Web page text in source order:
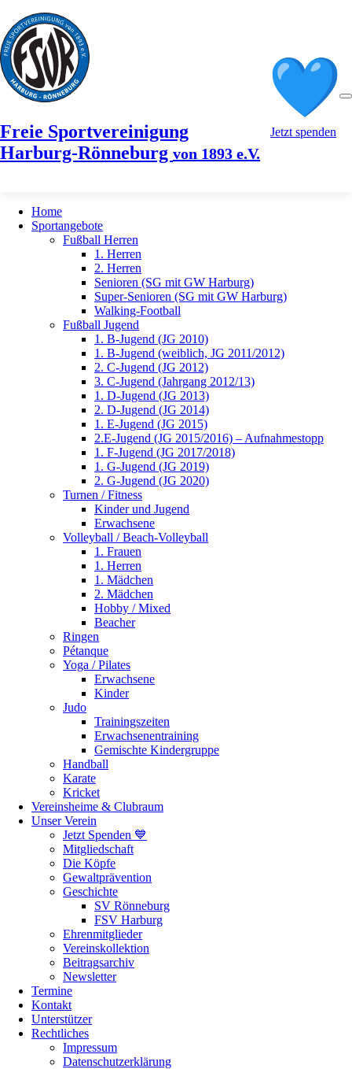
Freie Sportvereinigung
Harburg-Rönneburg von 1893 e.V.
Jetzt spenden
Home
Sportangebote
Fußball Herren
1. Herren
2. Herren
Senioren (SG mit GW Harburg)
Super-Senioren (SG mit GW Harburg)
Walking-Football
Fußball Jugend
1. B-Jugend (JG 2010)
1. B-Jugend (weiblich, JG 2011/2012)
2. C-Jugend (JG 2012)
3. C-Jugend (Jahrgang 2012/13)
1. D-Jugend (JG 2013)
2. D-Jugend (JG 2014)
1. E-Jugend (JG 2015)
2.E-Jugend (JG 2015/2016) – Aufnahmestopp
1. F-Jugend (JG 2017/2018)
1. G-Jugend (JG 2019)
2. G-Jugend (JG 2020)
Turnen / Fitness
Kinder und Jugend
Erwachsene
Volleyball / Beach-Volleyball
1. Frauen
1. Herren
1. Mädchen
2. Mädchen
Hobby / Mixed
Beacher
Ringen
Pétanque
Yoga / Pilates
Erwachsene
Kinder
Judo
Trainingszeiten
Erwachsenentraining
Gemischte Kindergruppe
Handball
Karate
Kricket
Vereinsheime & Clubraum
Unser Verein
Jetzt Spenden 💙
Mitgliedschaft
Die Köpfe
Gewaltprävention
Geschichte
SV Rönneburg
FSV Harburg
Ehrenmitglieder
Vereinskollektion
Beitragsarchiv
Newsletter
Termine
Kontakt
Unterstützer
Rechtliches
Impressum
Datenschutzerklärung